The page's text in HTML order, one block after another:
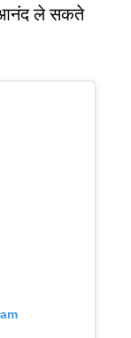
आनंद ले सकते